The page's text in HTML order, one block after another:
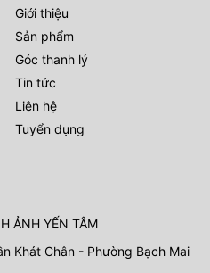
Giới thiệu
Sản phẩm
Góc thanh lý
Tin tức
Liên hệ
Tuyển dụng
ẢNH YẾN TÂM
Khát Chân - Phường Bạch Mai